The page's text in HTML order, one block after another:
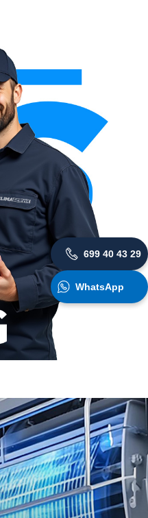
699 40 43 29
WhatsApp